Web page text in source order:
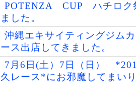
POTENZA CUP ハチロク
ました。
沖縄エキサイティングジム
ース出店してきました。
7月6日(土）7日（日）
久レース*にお邪魔してまい